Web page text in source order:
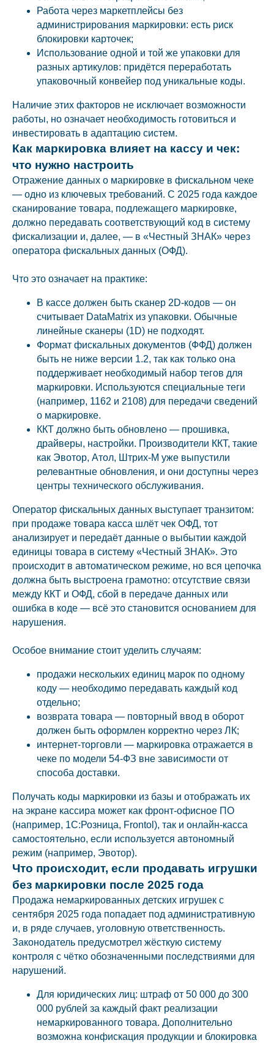
Работа через маркетплейсы без
администрирования маркировки: есть риск
блокировки карточек;
Использование одной и той же упаковки для
разных артикулов: придётся переработать
упаковочный конвейер под уникальные коды.
Наличие этих факторов не исключает возможности
работы, но означает необходимость готовиться и
инвестировать в адаптацию систем.
Как маркировка влияет на кассу и чек:
что нужно настроить
Отражение данных о маркировке в фискальном чеке
— одно из ключевых требований. С 2025 года каждое
сканирование товара, подлежащего маркировке,
должно передавать соответствующий код в систему
фискализации и, далее, — в «Честный ЗНАК» через
оператора фискальных данных (ОФД).
Что это означает на практике:
В кассе должен быть сканер 2D-кодов — он
считывает DataMatrix из упаковки. Обычные
линейные сканеры (1D) не подходят.
Формат фискальных документов (ФФД) должен
быть не ниже версии 1.2, так как только она
поддерживает необходимый набор тегов для
маркировки. Используются специальные теги
(например, 1162 и 2108) для передачи сведений
о маркировке.
ККТ должно быть обновлено — прошивка,
драйверы, настройки. Производители ККТ, такие
как Эвотор, Атол, Штрих-М уже выпустили
релевантные обновления, и они доступны через
центры технического обслуживания.
Оператор фискальных данных выступает транзитом:
при продаже товара касса шлёт чек ОФД, тот
анализирует и передаёт данные о выбытии каждой
единицы товара в систему «Честный ЗНАК». Это
происходит в автоматическом режиме, но вся цепочка
должна быть выстроена грамотно: отсутствие связи
между ККТ и ОФД, сбой в передаче данных или
ошибка в коде — всё это становится основанием для
нарушения.
Особое внимание стоит уделить случаям:
продажи нескольких единиц марок по одному
коду — необходимо передавать каждый код
отдельно;
возврата товара — повторный ввод в оборот
должен быть оформлен корректно через ЛК;
интернет-торговли — маркировка отражается в
чеке по модели 54-ФЗ вне зависимости от
способа доставки.
Получать коды маркировки из базы и отображать их
на экране кассира может как фронт-офисное ПО
(например, 1С:Розница, Frontol), так и онлайн-касса
самостоятельно, если используется автономный
режим (например, Эвотор).
Что происходит, если продавать игрушки
без маркировки после 2025 года
Продажа немаркированных детских игрушек с
сентября 2025 года попадает под административную
и, в ряде случаев, уголовную ответственность.
Законодатель предусмотрел жёсткую систему
контроля с чётко обозначенными последствиями для
нарушений.
Для юридических лиц: штраф от 50 000 до 300
000 рублей за каждый факт реализации
немаркированного товара. Дополнительно
возможна конфискация продукции и блокировка